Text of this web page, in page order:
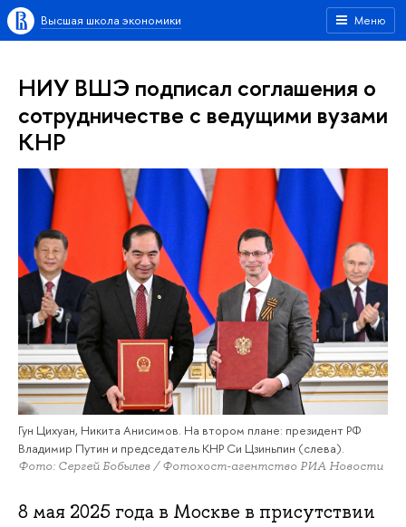
Меню
Высшая школа экономики
НИУ ВШЭ подписал соглашения о
сотрудничестве с ведущими вузами
КНР
Гун Цихуан, Никита Анисимов. На втором плане: президент РФ
Владимир Путин и председатель КНР Си Цзиньпин (слева).
Фото: Сергей Бобылев / Фотохост-агентство РИА Новости
8 мая 2025 года в Москве в присутствии